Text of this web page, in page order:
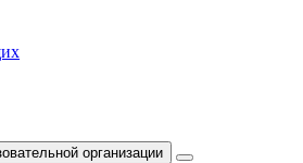
организации